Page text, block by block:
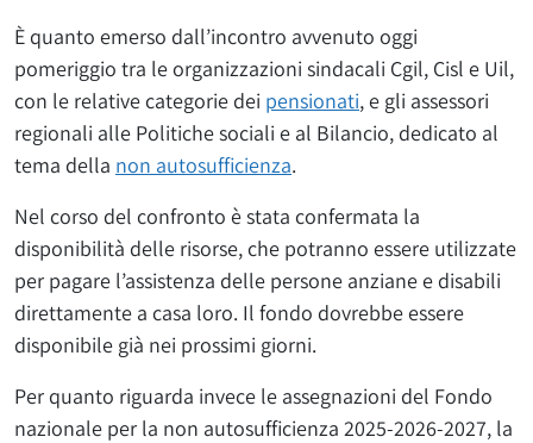
È quanto emerso dall’incontro avvenuto oggi
pomeriggio tra le organizzazioni sindacali Cgil, Cisl e Uil,
con le relative categorie dei pensionati, e gli assessori
regionali alle Politiche sociali e al Bilancio, dedicato al
tema della non autosufficienza.
Nel corso del confronto è stata confermata la
disponibilità delle risorse, che potranno essere utilizzate
per pagare l’assistenza delle persone anziane e disabili
direttamente a casa loro. Il fondo dovrebbe essere
disponibile già nei prossimi giorni.
Per quanto riguarda invece le assegnazioni del Fondo
nazionale per la non autosufficienza 2025-2026-2027, la